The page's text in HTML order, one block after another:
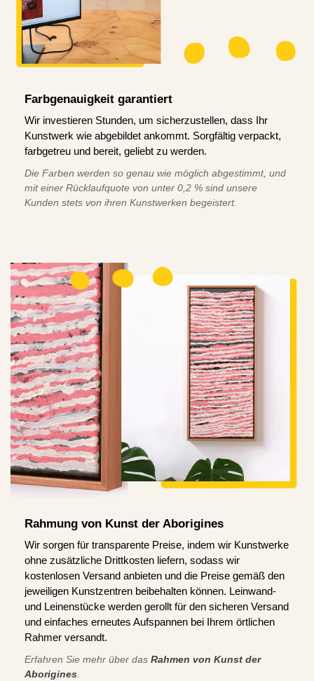
Farbgenauigkeit garantiert
Wir investieren Stunden, um sicherzustellen, dass Ihr
Kunstwerk wie abgebildet ankommt. Sorgfältig verpackt,
farbgetreu und bereit, geliebt zu werden.
Die Farben werden so genau wie möglich abgestimmt, und
mit einer Rücklaufquote von unter 0,2 % sind unsere
Kunden stets von ihren Kunstwerken begeistert.
Rahmung von Kunst der Aborigines
Wir sorgen für transparente Preise, indem wir Kunstwerke
ohne zusätzliche Drittkosten liefern, sodass wir
kostenlosen Versand anbieten und die Preise gemäß den
jeweiligen Kunstzentren beibehalten können. Leinwand-
und Leinenstücke werden gerollt für den sicheren Versand
und einfaches erneutes Aufspannen bei Ihrem örtlichen
Rahmer versandt.
Erfahren Sie mehr über das Rahmen von Kunst der
Aborigines